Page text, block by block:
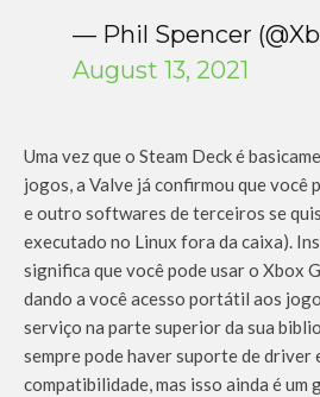
— Phil Spencer
August 13, 2021
Uma vez que o Steam Deck é
jogos, a Valve já confirmou que você
e outro softwares de terceiros se
executado no Linux fora da caixa).
significa que você pode usar o Xbox
dando a você acesso portátil aos
serviço na parte superior da sua
sempre pode haver suporte de driver
compatibilidade, mas isso ainda é um